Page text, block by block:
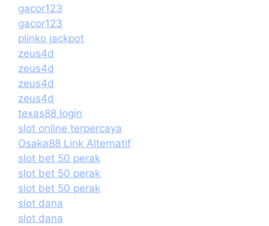
gacor123
gacor123
plinko jackpot
zeus4d
zeus4d
zeus4d
zeus4d
texas88 login
slot online terpercaya
Osaka88 Link Alternatif
slot bet 50 perak
slot bet 50 perak
slot bet 50 perak
slot dana
slot dana